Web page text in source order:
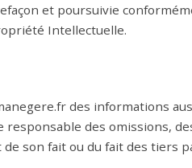
et poursuivie
Intellectuelle.
des informations
responsable des omissions,
son fait ou du fait des tiers